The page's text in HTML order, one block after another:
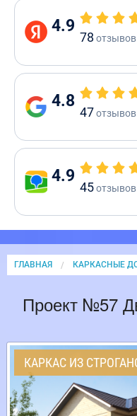
4.9
78 отзывов
4.8
47отзывов
4.9
45отзывов
ГЛАВНАЯ КАРКАСНЫЕ
Проект №57
КАРКАС ИЗ